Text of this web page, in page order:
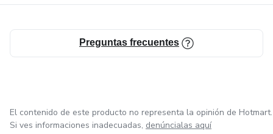
Preguntas frecuentes
El contenido de este producto no representa la opinión de Hotmart.
Si ves informaciones inadecuadas, denúncialas aquí